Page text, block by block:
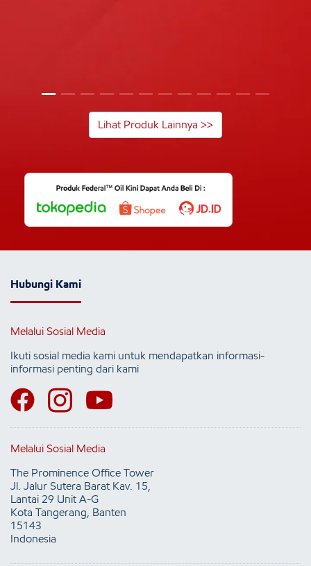
Lihat Produk Lainnya >>
Hubungi Kami
Melalui Sosial Media
Ikuti sosial media kami untuk mendapatkan informasi-
informasi penting dari kami
Melalui Sosial Media
The Prominence Office Tower
Jl. Jalur Sutera Barat Kav. 15,
Lantai 29 Unit A-G
Kota Tangerang, Banten
15143
Indonesia